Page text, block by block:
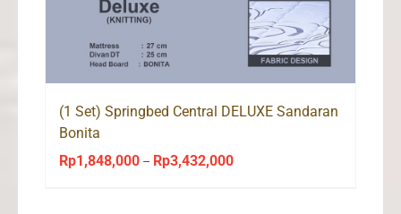
(1 Set) Springbed Central DELUXE Sandaran
Bonita
Rp1,848,000 – Rp3,432,000Price